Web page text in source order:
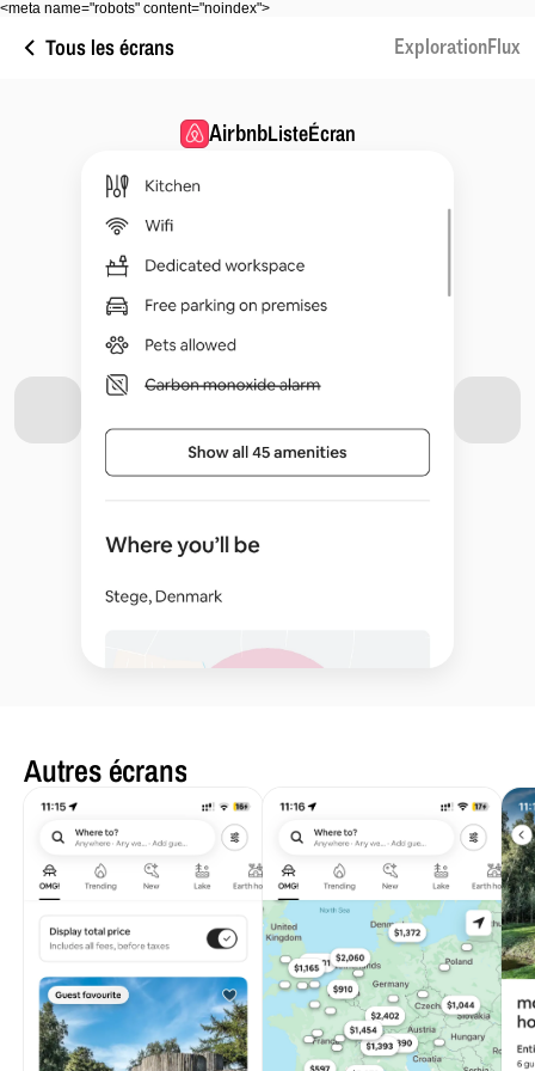
<meta name="robots" content="noindex">
Tous les écrans ExplorationFlux
AirbnbListeÉcran
Autres écrans